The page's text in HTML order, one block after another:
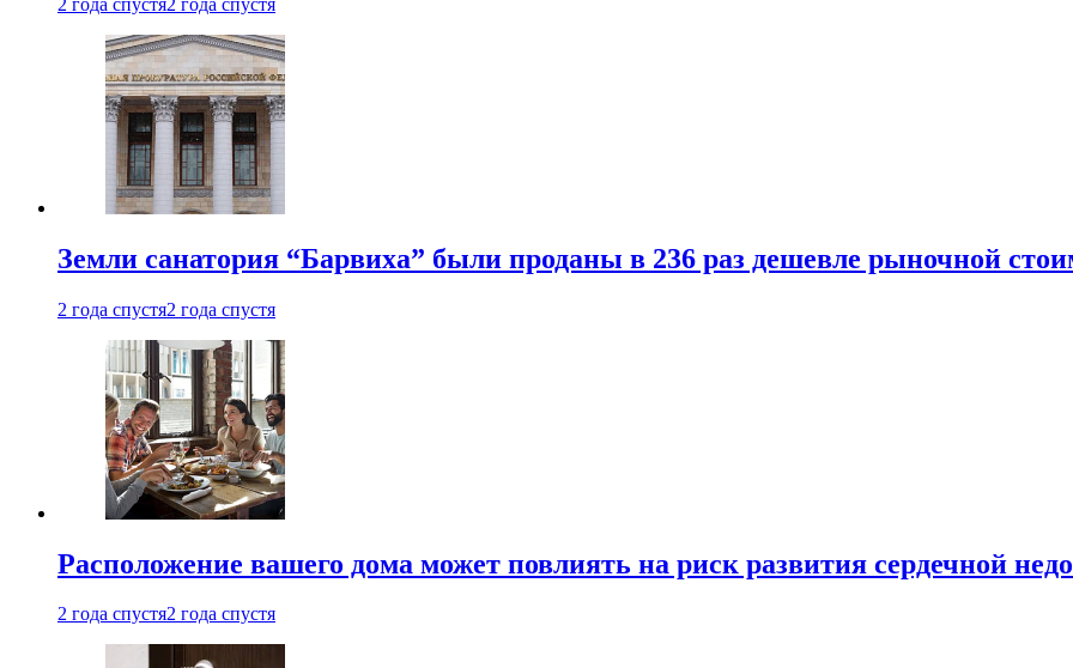
Земли санатория “Барвиха” были проданы в 236 раз дешевле рыночной
2 года спустя2 года спустя
Расположение вашего дома может повлиять на риск развития сердечной
2 года спустя2 года спустя